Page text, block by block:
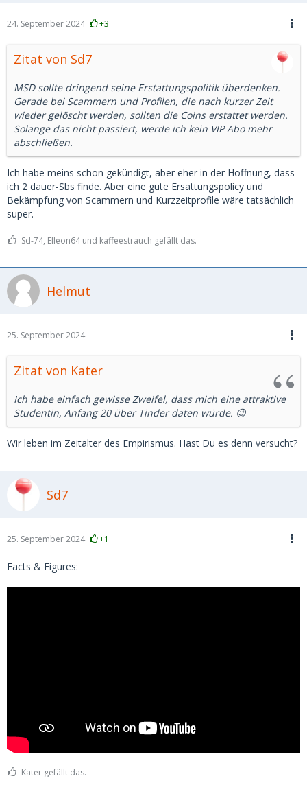
24. September 2024 +3
Zitat von Sd7
MSD sollte dringend seine Erstattungspolitik überdenken.
Gerade bei Scammern und Profilen, die nach kurzer Zeit
wieder gelöscht werden, sollten die Coins erstattet werden.
Solange das nicht passiert, werde ich kein VIP Abo mehr
abschließen.
Ich habe meins schon gekündigt, aber eher in der Hoffnung, dass
ich 2 dauer-Sbs finde. Aber eine gute Ersattungspolicy und
Bekämpfung von Scammern und Kurzzeitprofile wäre tatsächlich
super.
Sd-74, Elleon64 und kaffeestrauch gefällt das.
Helmut
25. September 2024
Zitat von Kater
Ich habe einfach gewisse Zweifel, dass mich eine attraktive
Studentin, Anfang 20 über Tinder daten würde. 😉
Wir leben im Zeitalter des Empirismus. Hast Du es denn versucht?
Sd7
25. September 2024 +1
Facts & Figures:
Kater gefällt das.